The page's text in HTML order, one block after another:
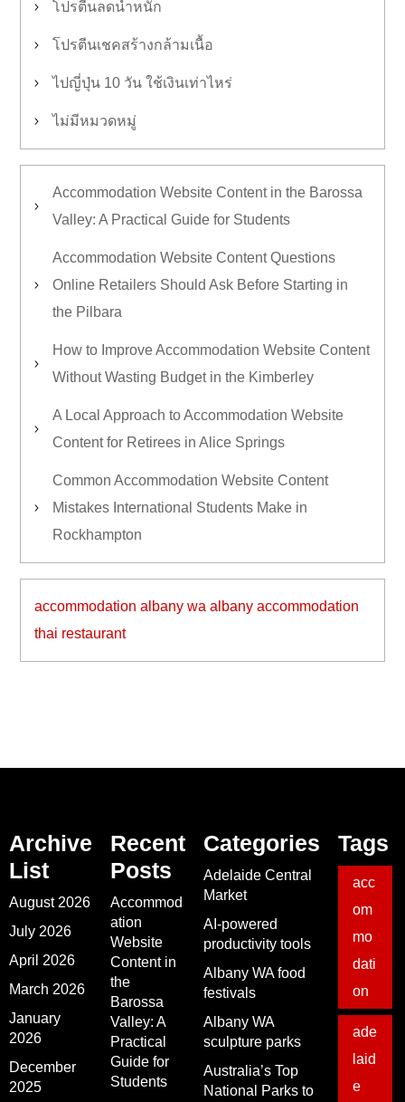
โปรตีนลดน้ำหนัก
โปรตีนเชคสร้างกล้ามเนื้อ
ไปญี่ปุ่น 10 วัน ใช้เงินเท่าไหร่
ไม่มีหมวดหมู่
Accommodation Website Content in the Barossa
Valley: A Practical Guide for Students
Accommodation Website Content Questions
Online Retailers Should Ask Before Starting in
the Pilbara
How to Improve Accommodation Website Content
Without Wasting Budget in the Kimberley
A Local Approach to Accommodation Website
Content for Retirees in Alice Springs
Common Accommodation Website Content
Mistakes International Students Make in
Rockhampton
accommodation albany wa albany accommodation
thai restaurant
Archive
List
August 2026
July 2026
April 2026
March 2026
January
2026
December
2025
Recent
Posts
Accommod
ation
Website
Content in
the
Barossa
Valley: A
Practical
Guide for
Students
Categories
Adelaide Central
Market
AI-powered
productivity tools
Albany WA food
festivals
Albany WA
sculpture parks
Australia’s Top
National Parks to
Tags
acc
om
mo
dati
on
ade
laid
e